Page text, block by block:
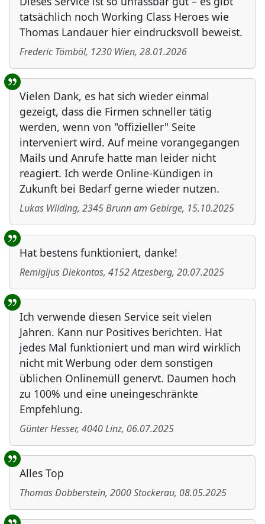
tatsächlich noch Working Class Heroes wie
Thomas Landauer hier eindrucksvoll beweist.
Frederic Tömböl, 1230 Wien, 28.01.2026
Vielen Dank, es hat sich wieder einmal
gezeigt, dass die Firmen schneller tätig
werden, wenn von "offizieller" Seite
interveniert wird. Auf meine vorangegangen
Mails und Anrufe hatte man leider nicht
reagiert. Ich werde Online-Kündigen in
Zukunft bei Bedarf gerne wieder nutzen.
Lukas Wilding, 2345Brunn am Gebirge, 15.10.2025
Hat bestens funktioniert, danke!
Remigijus Diekontas, 4152Atzesberg, 20.07.2025
Ich verwende diesen Service seit vielen
Jahren. Kann nur Positives berichten. Hat
jedes Mal funktioniert und man wird wirklich
nicht mit Werbung oder dem sonstigen
üblichen Onlinemüll genervt. Daumen hoch
zu 100% und eine uneingeschränkte
Empfehlung.
Günter Hesser, 4040Linz, 06.07.2025
Alles Top
Thomas Dobberstein, 2000Stockerau, 08.05.2025